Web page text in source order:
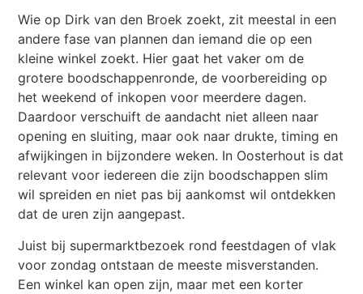
Wie op Dirk van den Broek zoekt, zit meestal in een
andere fase van plannen dan iemand die op een
kleine winkel zoekt. Hier gaat het vaker om de
grotere boodschappenronde, de voorbereiding op
het weekend of inkopen voor meerdere dagen.
Daardoor verschuift de aandacht niet alleen naar
opening en sluiting, maar ook naar drukte, timing en
afwijkingen in bijzondere weken. In Oosterhout is dat
relevant voor iedereen die zijn boodschappen slim
wil spreiden en niet pas bij aankomst wil ontdekken
dat de uren zijn aangepast.
Juist bij supermarktbezoek rond feestdagen of vlak
voor zondag ontstaan de meeste misverstanden.
Een winkel kan open zijn, maar met een korter